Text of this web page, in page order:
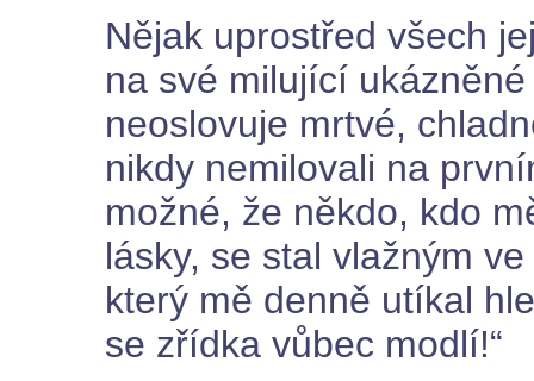
Nějak uprostřed všech
na své milující
neoslovuje mrtvé,
nikdy nemilovali na
možné, že někdo, kdo
lásky, se stal vlažným
který mě denně utíkal
se zřídka vůbec modlí!“